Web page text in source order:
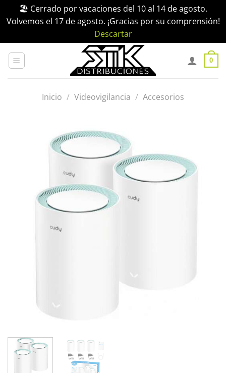
🏖️ Cerrado por vacaciones del 10 al 14 de agosto.
Volvemos el 17 de agosto. ¡Gracias por su comprensión!
Descartar
0
Inicio / Videovigilancia / Accesorios